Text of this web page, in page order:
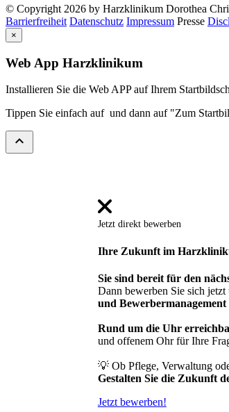
© Copyright 2026 by Harzklinikum Dorothea
Barrierfreiheit Datenschutz Impressum Presse
×
Web App Harzklinikum
Installieren Sie die Web APP auf Ihrem
Tippen Sie einfach auf und dann auf "Zum
expand_less
Jetzt direkt bewerben
Ihre Zukunft im
Sie sind bereit für den
Dann bewerben Sie sich
und Bewerbermanagement
Rund um die Uhr
und offenem Ohr für Ihre
💡 Ob Pflege, Verwaltung
Gestalten Sie die Zukunft
Jetzt bewerben!